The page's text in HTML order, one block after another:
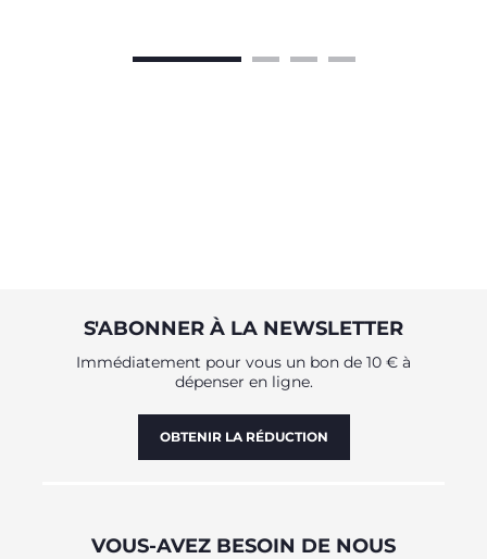
S'ABONNER À LA NEWSLETTER
Immédiatement pour vous un bon de 10 € à
dépenser en ligne.
OBTENIR LA RÉDUCTION
VOUS-AVEZ BESOIN DE NOUS